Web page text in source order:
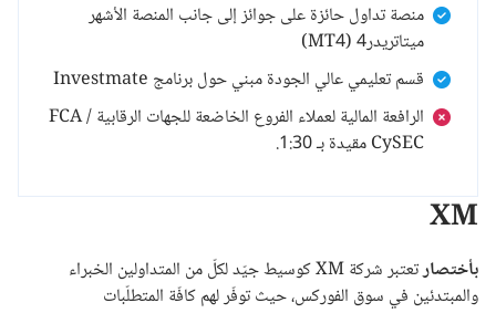
منصة تداول حائزة على جوائز إلى جانب المنصة الأشهر
ميتاتريدر4 (MT4)
قسم تعليمي عالي الجودة مبني حول برنامج Investmate
الرافعة المالية لعملاء الفروع الخاضعة للجهات الرقابية FCA /
CySEC مقيدة بـ 1:30.
XM
بأختصار
تعتبر شركة XM كوسيط جيّد لكلّ من المتداولين الخبراء
والمبتدئين في سوق الفوركس، حيث توفّر لهم كافّة المتطلّبات